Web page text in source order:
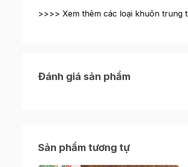
>>>> Xem thêm các loại khuôn trung
Đánh giá sản phẩm
Sản phẩm tương tự